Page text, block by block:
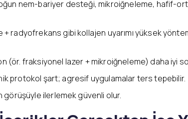
nem-bariyer desteği, mikroiğneleme, hafif-
+ radyofrekans gibi kollajen uyarımı yüksek
(ör. fraksiyonel lazer + mikroiğneleme) daha iyi
protokol şart; agresif uygulamalar ters tepebilir.
görüşüyle ilerlemek güvenli olur.